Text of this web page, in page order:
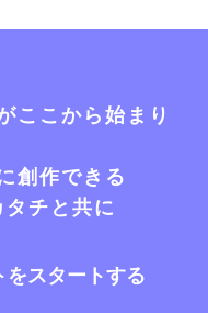
ここから始まり
創作できる
チと共に
スタートする